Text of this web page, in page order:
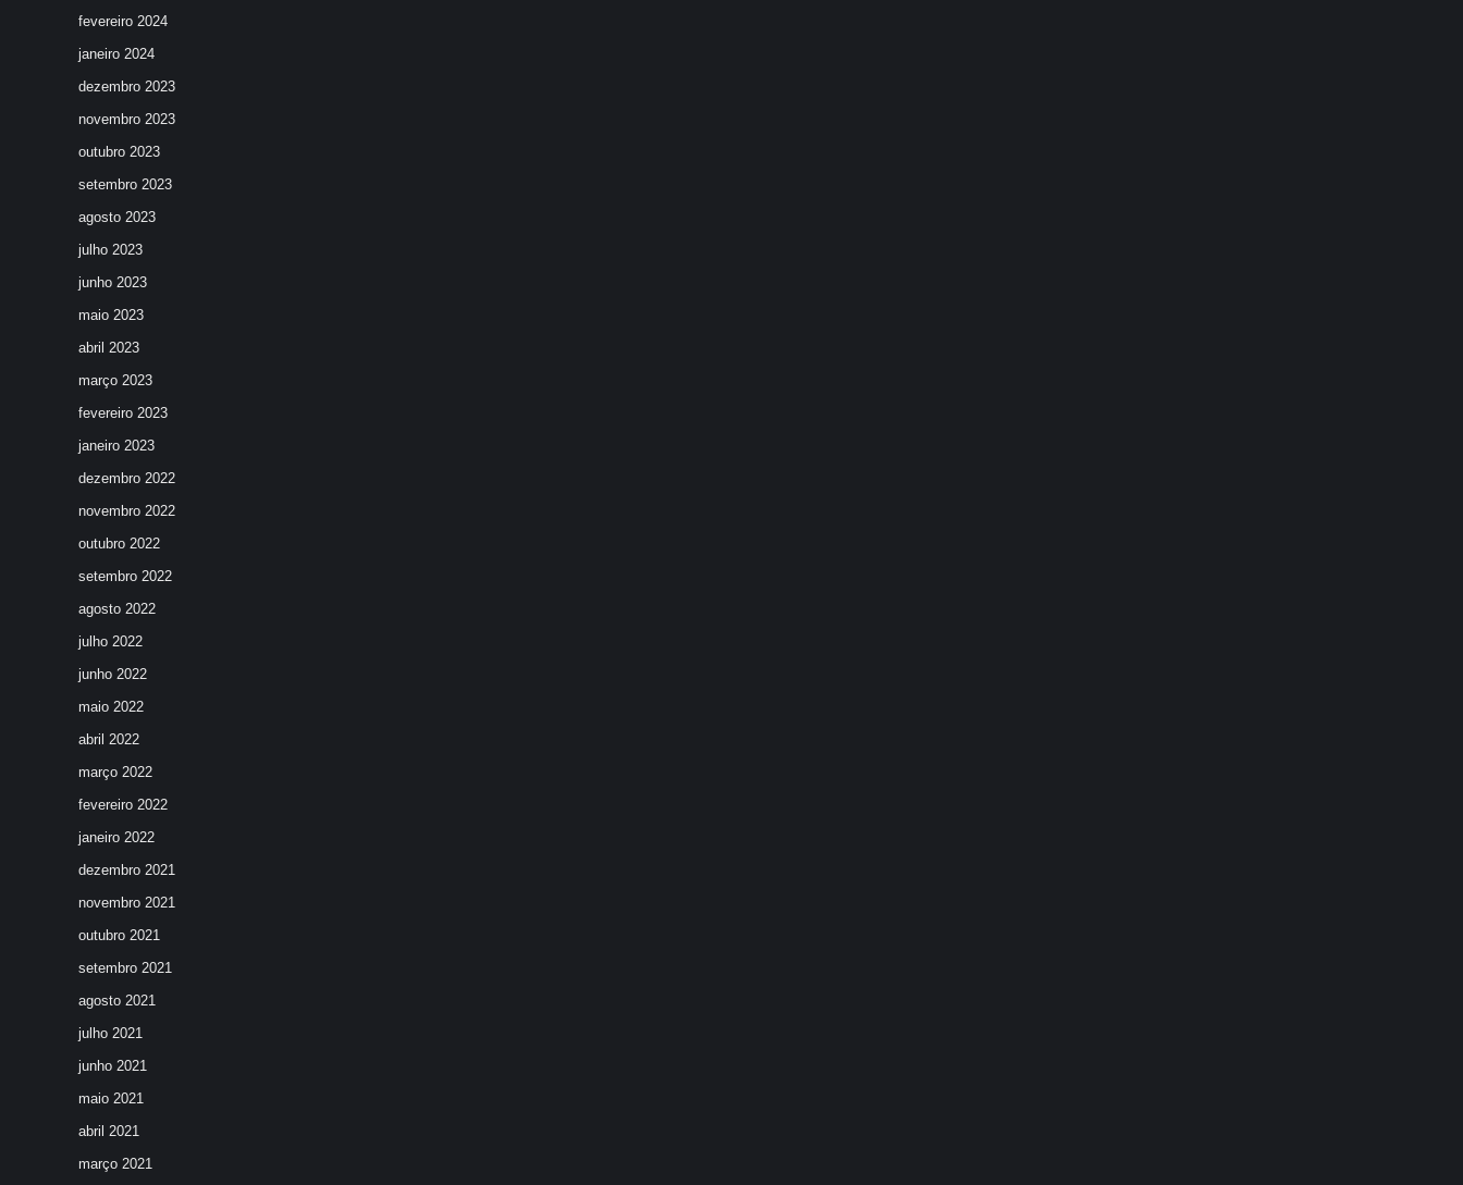
fevereiro 2024
janeiro 2024
dezembro 2023
novembro 2023
outubro 2023
setembro 2023
agosto 2023
julho 2023
junho 2023
maio 2023
abril 2023
março 2023
fevereiro 2023
janeiro 2023
dezembro 2022
novembro 2022
outubro 2022
setembro 2022
agosto 2022
julho 2022
junho 2022
maio 2022
abril 2022
março 2022
fevereiro 2022
janeiro 2022
dezembro 2021
novembro 2021
outubro 2021
setembro 2021
agosto 2021
julho 2021
junho 2021
maio 2021
abril 2021
março 2021